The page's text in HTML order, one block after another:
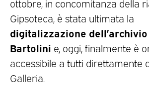
ottobre, in concomitanza della
Gipsoteca, è stata ultimata la
digitalizzazione
Bartolini e, oggi, finalmente è
accessibile a tutti direttamente
Galleria.